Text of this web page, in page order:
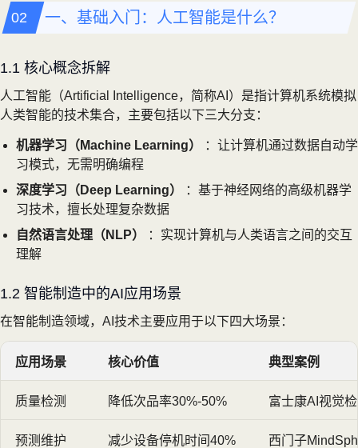
一、基础入门：人工智能是什么？
1.1 核心概念拆解
人工智能（Artificial Intelligence，简称AI）是指计算机系统模拟
人类智能的技术集合，主要包括以下三大分支：
机器学习（Machine Learning）
：让计算机通过数据自动学
习模式，无需明确编程
深度学习（Deep Learning）
：基于神经网络的高级机器学
习技术，擅长处理复杂数据
自然语言处理（NLP）
：实现计算机与人类语言之间的交互
理解
1.2 智能制造中的AI应用场景
在智能制造领域，AI技术主要应用于以下四大场景：
应用场景 核心价值 典型案例
质量检测 降低次品率30%-50% 富士康AI视觉
预测维护 减少设备停机时间40% 西门子